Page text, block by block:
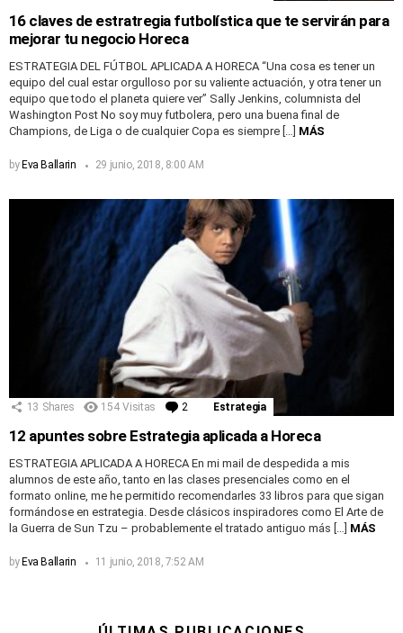
16 claves de estratregia futbolística que te servirán para
mejorar tu negocio Horeca
ESTRATEGIA DEL FÚTBOL APLICADA A HORECA “Una cosa es tener un
equipo del cual estar orgulloso por su valiente actuación, y otra tener un
equipo que todo el planeta quiere ver” Sally Jenkins, columnista del
Washington Post No soy muy futbolera, pero una buena final de
Champions, de Liga o de cualquier Copa es siempre […] MÁS
by Eva Ballarin 29 junio, 2018, 8:00 AM
13 Shares 154 Visitas 2 Comentarios
Estrategia
12 apuntes sobre Estrategia aplicada a Horeca
ESTRATEGIA APLICADA A HORECA En mi mail de despedida a mis
alumnos de este año, tanto en las clases presenciales como en el
formato online, me he permitido recomendarles 33 libros para que sigan
formándose en estrategia. Desde clásicos inspiradores como El Arte de
la Guerra de Sun Tzu – probablemente el tratado antiguo más […] MÁS
by Eva Ballarin 11 junio, 2018, 7:52 AM